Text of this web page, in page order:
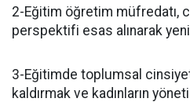
2-Eğitim öğretim müfredatı,
perspektifi esas alınarak
3-Eğitimde toplumsal
kaldırmak ve kadınların